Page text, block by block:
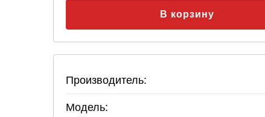
В корзину
Производитель:
Модель: